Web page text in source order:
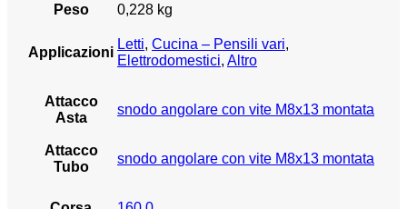
Peso
0,228 kg
Applicazioni
Letti, Cucina – Pensili vari,
Elettrodomestici, Altro
Attacco
Asta
snodo angolare con vite M8x13 montata
Attacco
Tubo
snodo angolare con vite M8x13 montata